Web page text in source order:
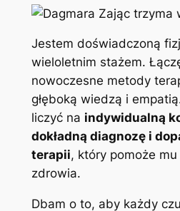
Jestem doświadczoną
wieloletnim stażem.
nowoczesne metody
głęboką wiedzą i
liczyć na indywidualną
dokładną diagnozę i
terapii, który pomoże mu
zdrowia.
Dbam o to, aby każdy